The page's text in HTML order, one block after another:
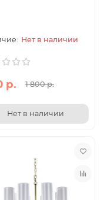
Нет в наличии
р. 1 800 р.
Нет в наличии